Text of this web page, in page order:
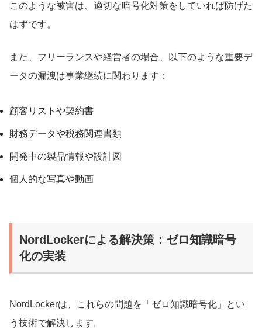
このような被害は、適切な暗号化対策をしていれば防げた
はずです。
また、フリーランスや経営者の場合、以下のような重要デ
ータの漏洩は事業継続に関わります：
顧客リストや契約書
財務データや税務関連書類
開発中の製品情報や設計図
個人的な写真や動画
NordLockerによる解決策：ゼロ知識暗号
化の実装
NordLockerは、これらの問題を「ゼロ知識暗号化」とい
う技術で解決します。